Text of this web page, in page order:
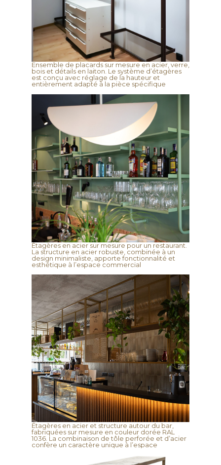
Ensemble de placards sur mesure en acier, verre,
bois et détails en laiton. Le système d’étagères
est conçu avec réglage de la hauteur et
entièrement adapté à la pièce spécifique
Étagères en acier sur mesure pour un restaurant.
La structure en acier robuste, combinée à un
design minimaliste, apporte fonctionnalité et
esthétique à l’espace commercial
Étagères en acier et structure autour du bar,
fabriquées sur mesure en couleur dorée RAL
1036. La combinaison de tôle perforée et d’acier
confère un caractère unique à l’espace